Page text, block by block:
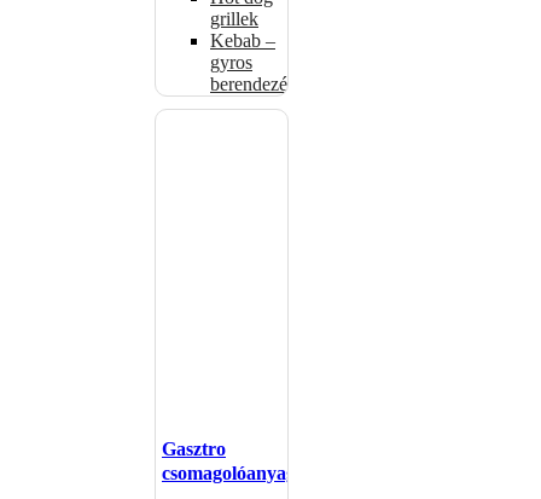
grillek
Kebab –
gyros
berendezés
Gasztro
csomagolóanyagok